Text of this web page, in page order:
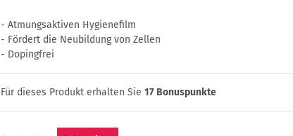
- Atmungsaktiven Hygienefilm
- Fördert die Neubildung von Zellen
- Dopingfrei
Für dieses Produkt erhalten Sie 17 Bonuspunkte